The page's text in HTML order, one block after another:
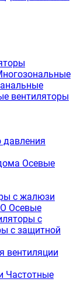
вентиляторы
давления
Осевые
с жалюзи
Осевые
с
с защитной
вентиляции
Частотные